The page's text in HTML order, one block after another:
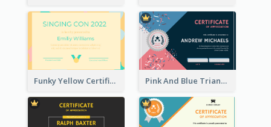
Funky Yellow Certificate Of Singing Content Champion Pink And Blue Triangles Confetti Celebration Certificate